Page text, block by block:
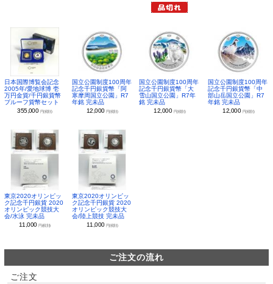
日本国際博覧会記念
2005年/愛地球博 壱
万円金貨/千円銀貨幣
プルーフ貨幣セット
355,000 円(税別)
国立公園制度100周年
記念千円銀貨幣「阿
寒摩周国立公園」R7
年銘 完未品
12,000 円(税別)
国立公園制度100周年
記念千円銀貨幣「大
雪山国立公園」R7年
銘 完未品
12,000 円(税別)
国立公園制度100周年
記念千円銀貨幣「中
部山岳国立公園」R7
年銘 完未品
12,000 円(税別)
東京2020オリンピッ
ク記念千円銀貨 2020
オリンピック競技大
会/水泳 完未品
11,000円(税別)
東京2020オリンピッ
ク記念千円銀貨 2020
オリンピック競技大
会/陸上競技 完未品
11,000 円(税別)
ご注文の流れ
ご注文